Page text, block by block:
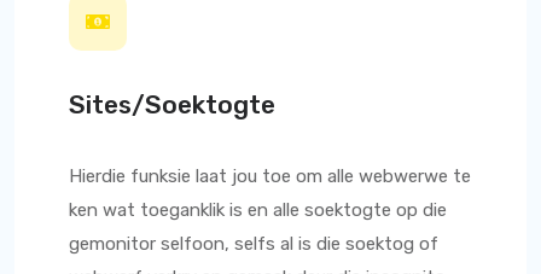
Sites/Soektogte
Hierdie funksie laat jou toe om alle webwerwe te
ken wat toeganklik is en alle soektogte op die
gemonitor selfoon, selfs al is die soektog of